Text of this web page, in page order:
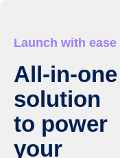
Launch with ease
All-in-one
solution
to power
your